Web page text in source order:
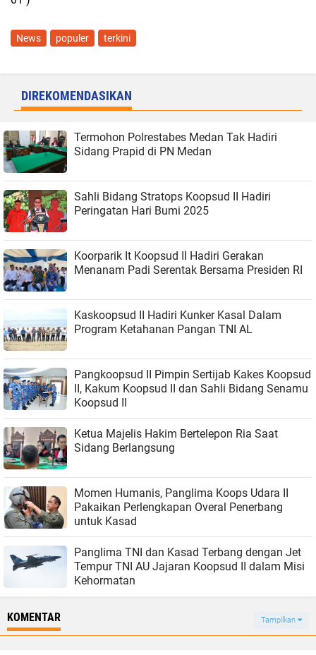
News populer terkini
DIREKOMENDASIKAN
Termohon Polrestabes Medan Tak Hadiri
Sidang Prapid di PN Medan
Sahli Bidang Stratops Koopsud II Hadiri
Peringatan Hari Bumi 2025
Koorparik It Koopsud II Hadiri Gerakan
Menanam Padi Serentak Bersama Presiden RI
Kaskoopsud II Hadiri Kunker Kasal Dalam
Program Ketahanan Pangan TNI AL
Pangkoopsud II Pimpin Sertijab Kakes Koopsud
II, Kakum Koopsud II dan Sahli Bidang Senamu
Koopsud II
Ketua Majelis Hakim Bertelepon Ria Saat
Sidang Berlangsung
Momen Humanis, Panglima Koops Udara II
Pakaikan Perlengkapan Overal Penerbang
untuk Kasad
Panglima TNI dan Kasad Terbang dengan Jet
Tempur TNI AU Jajaran Koopsud II dalam Misi
Kehormatan
KOMENTAR Tampilkan